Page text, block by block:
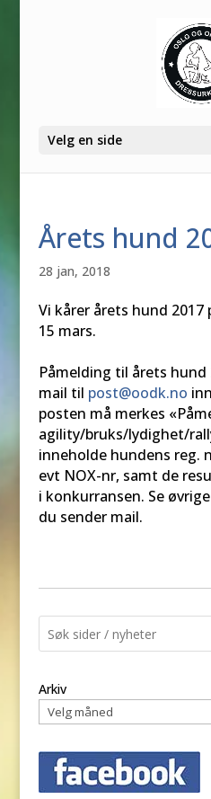
Velg en side
Årets hund
28 jan, 2018
Vi kårer årets hund 2017
15 mars.
Påmelding til årets hund
mail til post@oodk.no
posten må merkes
agility/bruks/lydighet/
inneholde hundens reg.
evt NOX-nr, samt de
i konkurransen. Se
du sender mail.
Arkiv